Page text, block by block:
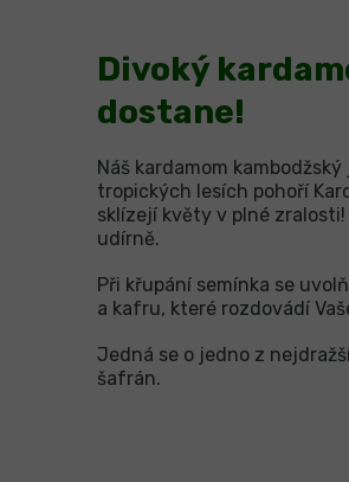
Divoký
dostane!
Náš kardamom
tropických lesích pohoří
sklízejí květy v plné
udírně.
Při křupání semínka se
a kafru, které rozdovádí
Jedná se o jedno z
šafrán.